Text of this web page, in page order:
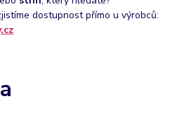
dostupnost přímo u výrobců: